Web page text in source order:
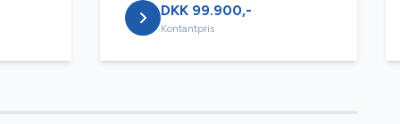
DKK 99.900,-
Kontantpris